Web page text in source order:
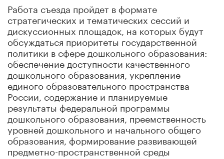
Работа съезда пройдет в формате
стратегических и тематических сессий и
дискуссионных площадок, на которых будут
обсуждаться приоритеты государственной
политики в сфере дошкольного образования:
обеспечение доступности качественного
дошкольного образования, укрепление
единого образовательного пространства
России, содержание и планируемые
результаты федеральной программы
дошкольного образования, преемственность
уровней дошкольного и начального общего
образования, формирование развивающей
предметно-пространственной среды